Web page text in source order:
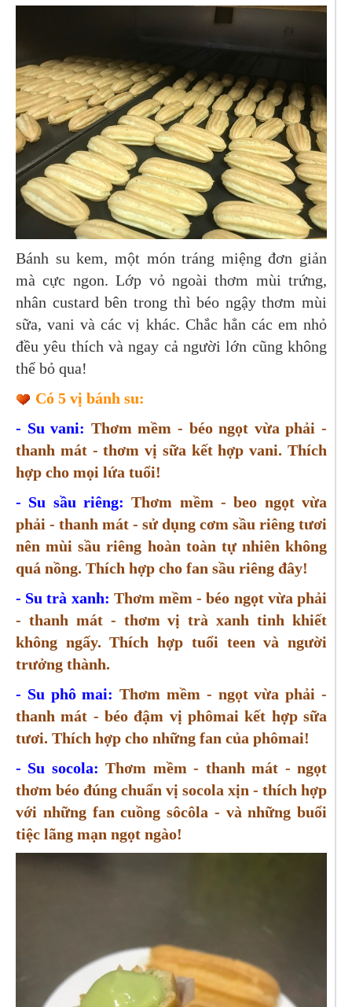
Bánh su kem, một món tráng miệng đơn giản
mà cực ngon. Lớp vỏ ngoài thơm mùi trứng,
nhân custard bên trong thì béo ngậy thơm mùi
sữa, vani và các vị khác. Chắc hẳn các em nhỏ
đều yêu thích và ngay cả người lớn cũng không
thể bỏ qua!
Có 5 vị bánh su:
- Su vani: Thơm mềm - béo ngọt vừa phải -
thanh mát - thơm vị sữa kết hợp vani. Thích
hợp cho mọi lứa tuổi!
- Su sầu riêng: Thơm mềm - beo ngọt vừa
phải - thanh mát - sử dụng cơm sầu riêng tươi
nên mùi sầu riêng hoàn toàn tự nhiên không
quá nồng. Thích hợp cho fan sầu riêng đây!
- Su trà xanh: Thơm mềm - béo ngọt vừa phải
- thanh mát - thơm vị trà xanh tinh khiết
không ngấy. Thích hợp tuổi teen và người
trưởng thành.
- Su phô mai: Thơm mềm - ngọt vừa phải -
thanh mát - béo đậm vị phômai kết hợp sữa
tươi. Thích hợp cho những fan của phômai!
- Su socola: Thơm mềm - thanh mát - ngọt
thơm béo đúng chuẩn vị socola xịn - thích hợp
với những fan cuồng sôcôla - và những buổi
tiệc lãng mạn ngọt ngào!